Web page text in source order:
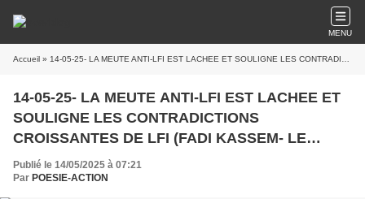
MENU
Accueil » 14-05-25- LA MEUTE ANTI-LFI EST LACHEE ET SOULIGNE LES CONTRADICTIONS CROISSANTES DE LFI (FADI KASSEM- LE GRAND SOIR)
14-05-25- LA MEUTE ANTI-LFI EST LACHEE ET
SOULIGNE LES CONTRADICTIONS
CROISSANTES DE LFI (FADI KASSEM- LE
GRAND SOIR)
Publié le 14/05/2025 à 07:21
Par POESIE-ACTION